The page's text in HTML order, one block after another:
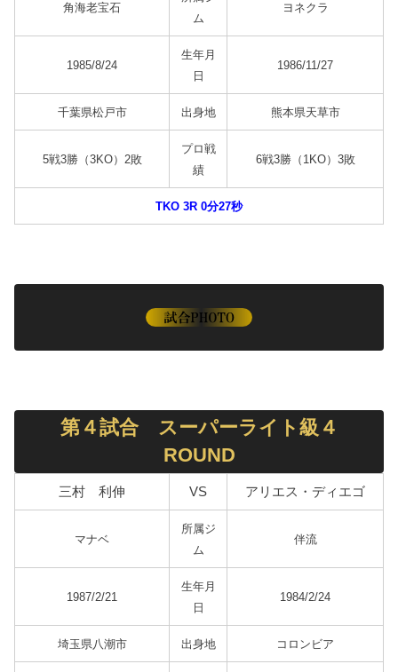
角海老宝石
ム
ヨネクラ
1985/8/24
生年月
日
1986/11/27
千葉県松戸市 出身地 熊本県天草市
5戦3勝（3KO）2敗
プロ戦
績
6戦3勝（1KO）3敗
TKO 3R 0分27秒
第４試合 スーパーライト級４
ROUND
三村 利伸 VS アリエス・ディエゴ
マナベ
所属ジ
ム
伴流
1987/2/21
生年月
日
1984/2/24
埼玉県八潮市 出身地 コロンビア